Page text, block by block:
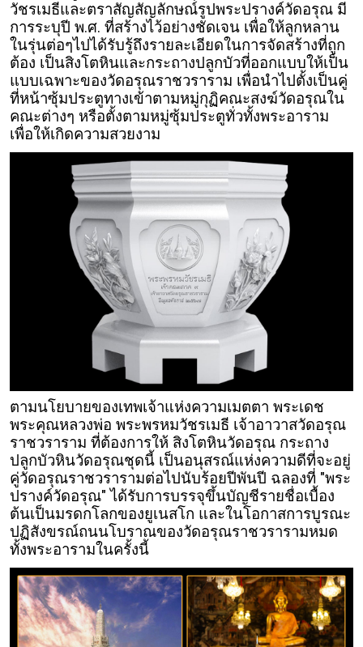
วัชรเมธีและตราสัญสัญลักษณ์รูปพระปรางค์วัดอรุณ มี
การระบุปี พ.ศ. ที่สร้างไว้อย่างชัดเจน เพื่อให้ลูกหลาน
ในรุ่นต่อๆไปได้รับรู้ถึงรายละเอียดในการจัดสร้างที่ถูก
ต้อง เป็นสิงโตหินและกระถางปลูกบัวที่ออกแบบให้เป็น
แบบเฉพาะของวัดอรุณราชวราราม เพื่อนำไปตั้งเป็นคู่
ที่หน้าซุ้มประตูทางเข้าตามหมู่กุฏิคณะสงฆ์วัดอรุณใน
คณะต่างๆ หรือตั้งตามหมู่ซุ้มประตูทั่วทั้งพระอาราม
เพื่อให้เกิดความสวยงาม
ตามนโยบายของเทพเจ้าแห่งความเมตตา พระเดช
พระคุณหลวงพ่อ พระพรหมวัชรเมธี เจ้าอาวาสวัดอรุณ
ราชวราราม ที่ต้องการให้ สิงโตหินวัดอรุณ กระถาง
ปลูกบัวหินวัดอรุณชุดนี้ เป็นอนุสรณ์แห่งความดีที่จะอยู่
คู่วัดอรุณราชวรารามต่อไปนับร้อยปีพันปี ฉลองที่ "พระ
ปรางค์วัดอรุณ" ได้รับการบรรจุขึ้นบัญชีรายชื่อเบื้อง
ต้นเป็นมรดกโลกของยูเนสโก และในโอกาสการบูรณะ
ปฏิสังขรณ์ถนนโบราณของวัดอรุณราชวรารามหมด
ทั้งพระอารามในครั้งนี้